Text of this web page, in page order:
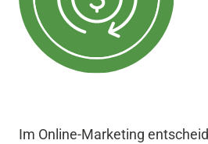
Im Online-Marketing